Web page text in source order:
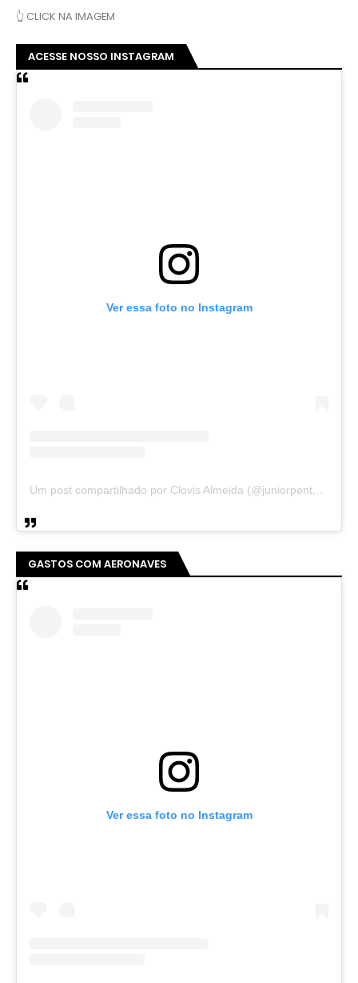
👆 CLICK NA IMAGEM
ACESSE NOSSO INSTAGRAM
Ver essa foto no Instagram
Um post compartilhado por Clovis Almeida (@juniorpentecoste01)
GASTOS COM AERONAVES
Ver essa foto no Instagram